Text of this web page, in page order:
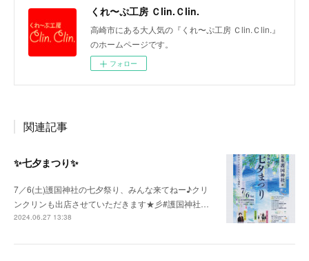
くれ〜ぷ工房 Ｃlin.Ｃlin.
高崎市にある大人気の『くれ〜ぷ工房 Ｃlin.Ｃlin.』
のホームページです。
フォロー
関連記事
✨七夕まつり✨
7／6(土)護国神社の七夕祭り、みんな来てねー♪クリ
ンクリンも出店させていただきます★彡#護国神社…
2024.06.27 13:38